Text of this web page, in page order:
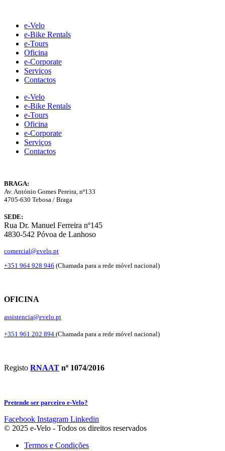
contente-Velo
e-Bike Rentals
e-Tours
Oficina
e-Corporate
Serviços
Contactos
e-Velo
e-Bike Rentals
e-Tours
Oficina
e-Corporate
Serviços
Contactos
BRAGA:
Av. António Gomes Pereira, nº133
4705-630 Tebosa / Braga
SEDE:
Rua Dr. Manuel Ferreira nº145
4830-542 Póvoa de Lanhoso
comercial@evelo.pt
+351 964 928 946 (Chamada para a rede móvel nacional)
OFICINA
assistencia@evelo.pt
+351 961 202 894 (Chamada para a rede móvel nacional)
Registo RNAAT nº 1074/2016
Pretende ser parceiro e-Velo?
Facebook Instagram Linkedin
© 2025 e-Velo - Todos os direitos reservados
Termos e Condições